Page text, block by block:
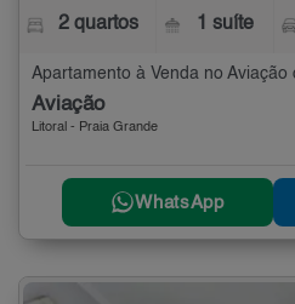
2 quartos 1 suíte
Apartamento à Venda no Aviação
Aviação
Litoral - Praia Grande
WhatsApp